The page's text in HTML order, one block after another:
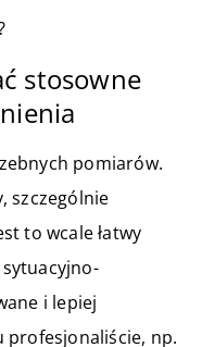
stosowne
pomiarów.
szczególnie
to wcale łatwy
i lepiej
profesjonaliście, np.